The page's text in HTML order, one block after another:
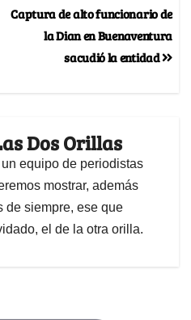
Captura de alto funcionario de
la Dian en Buenaventura
sacudió la entidad
Dos Orillas
equipo de periodistas
mostrar, además
de siempre, ese que
el de la otra orilla.